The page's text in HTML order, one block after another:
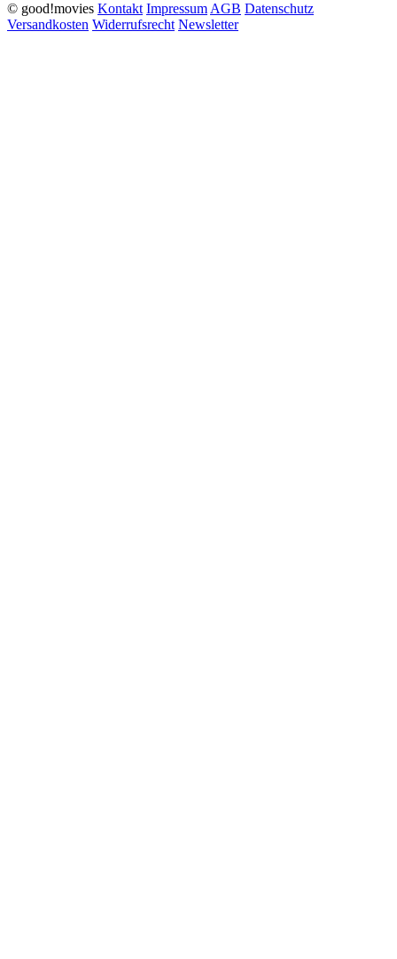
© good!movies Kontakt ImpressumAGB Datenschutz
Versandkosten Widerrufsrecht Newsletter